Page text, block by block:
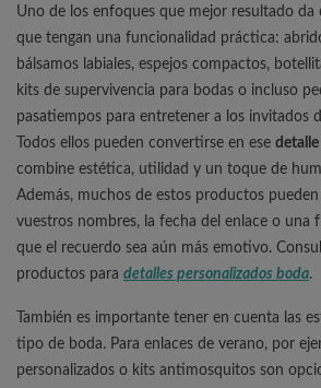
Uno de los enfoques que mejor resultado da
que tengan una funcionalidad práctica:
bálsamos labiales, espejos compactos,
kits de supervivencia para bodas o incluso
pasatiempos para entretener a los invitados
Todos ellos pueden convertirse en ese
combine estética, utilidad y un toque de
Además, muchos de estos productos
vuestros nombres, la fecha del enlace o una
que el recuerdo sea aún más emotivo.
productos para detalles personalizados boda.
También es importante tener en cuenta las
tipo de boda. Para enlaces de verano, por
personalizados o kits antimosquitos son